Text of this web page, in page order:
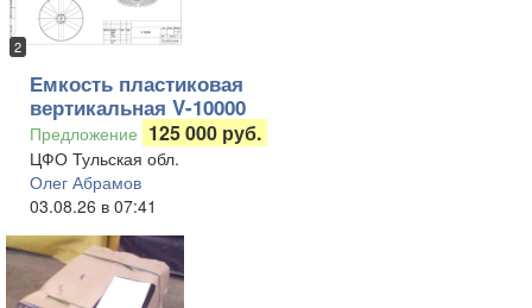
2
Емкость пластиковая
вертикальная V-10000
Предложение 125 000 руб.
ЦФО Тульская обл.
Олег Абрамов
03.08.26 в 07:41